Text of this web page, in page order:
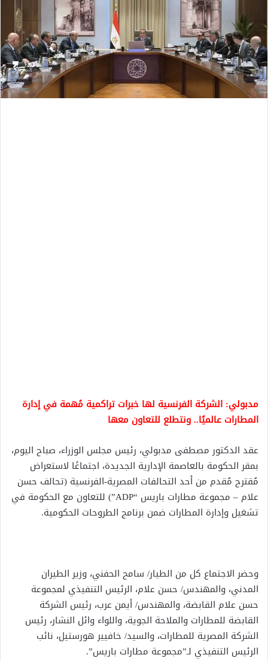
مدبولي: الشركة الفرنسية لها خبرات تراكمية مُهمة في إدارة
المطارات عالميًا.. ونتطلع للتعاون معها
عقد الدكتور مصطفى مدبولي، رئيس مجلس الوزراء، صباح اليوم،
بمقر الحكومة بالعاصمة الإدارية الجديدة، اجتماعًا لاستعراض
مُقترح مُقدم من أحد التحالفات المصرية-الفرنسية (تحالف حسن
علام – مجموعة مطارات باريس “ADP”) للتعاون مع الحكومة في
تشغيل وإدارة المطارات ضمن برنامج الطروحات الحكومية.
وحضر الاجتماع كل من الطيار/ سامح الحفني، وزير الطيران
المدني، والمهندس/ حسن علام، الرئيس التنفيذي لمجموعة
حسن علام القابضة، والمهندس/ أيمن عرب، رئيس الشركة
القابضة للمطارات والملاحة الجوية، واللواء وائل النشار، رئيس
الشركة المصرية للمطارات، والسيد/ خافيير هورستيل، نائب
الرئيس التنفيذي لـ”مجموعة مطارات باريس”.